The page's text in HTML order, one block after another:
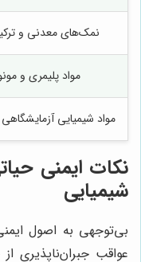
نمک‌های معدنی و
مواد پلیمری و
مواد شیمیایی
نکات ایمنی
شیمیایی
بی‌توجهی به اصول
عواقب جبران‌ناپذیری